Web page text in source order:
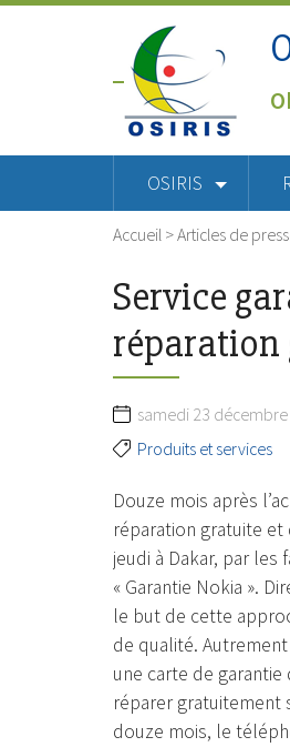
OSIRIS
Accueil >Articles de
Service
réparation
samedi 23
Produits et services
Douze mois après
réparation gratuite et
jeudi à Dakar, par
« Garantie Nokia ».
le but de cette
de qualité.
une carte de
réparer gratuitement
douze mois, le